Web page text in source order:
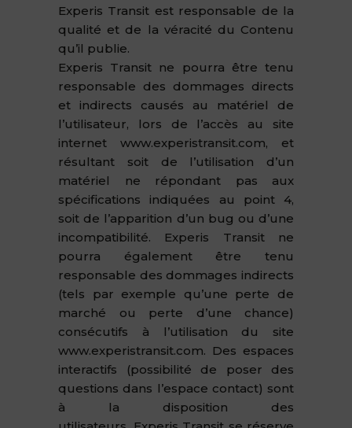
Experis Transit est responsable de la
qualité et de la véracité du Contenu
qu’il publie.
Experis Transit ne pourra être tenu
responsable des dommages directs
et indirects causés au matériel de
l’utilisateur, lors de l’accès au site
internet www.experistransit.com, et
résultant soit de l’utilisation d’un
matériel ne répondant pas aux
spécifications indiquées au point 4,
soit de l’apparition d’un bug ou d’une
incompatibilité. Experis Transit ne
pourra également être tenu
responsable des dommages indirects
(tels par exemple qu’une perte de
marché ou perte d’une chance)
consécutifs à l’utilisation du site
www.experistransit.com. Des espaces
interactifs (possibilité de poser des
questions dans l’espace contact) sont
à la disposition des